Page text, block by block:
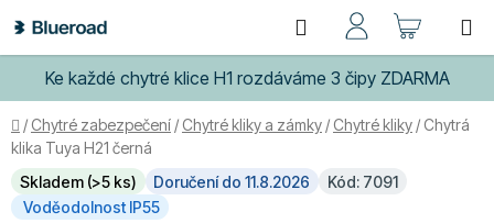
na
obsah
Ke každé chytré klice H1 rozdáváme 3 čipy ZDARMA
Hledat
KOŠÍK
Domů
/ Chytré zabezpečení / Chytré kliky a zámky / Chytré kliky / Chytrá
klika Tuya H21 černá
Skladem (>5 ks) Doručení do 11.8.2026
Kód: 7091
Voděodolnost IP55